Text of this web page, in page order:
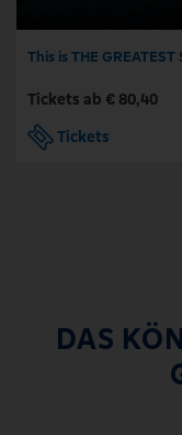
Tickets ab € 80,40
Tickets
DAS